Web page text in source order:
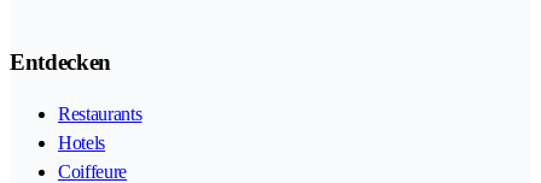
Entdecken
Restaurants
Hotels
Coiffeure